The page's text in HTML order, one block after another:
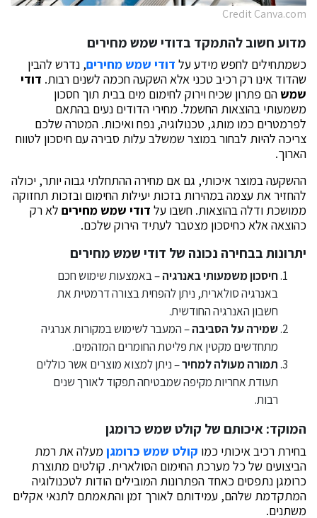
Credit Canva.com
מדוע חשוב להתמקד בדודי שמש מחירים
כשמתחילים לחפש מידע על דודי שמש מחירים, נדרש להבין
שהדוד אינו רק רכיב טכני אלא השקעה חכמה לשנים רבות. דודי
שמשהם פתרון שכיח וירוק לחימום מים בבית תוך חסכון
משמעותי בהוצאות החשמל. מחירי הדודים נעים בהתאם
לפרמטרים כמו מותג, טכנולוגיה, נפח ואיכות. המטרה שלכם
צריכה להיות לבחור במוצר שמשלב עלות סבירה עם חיסכון לטווח
הארוך.
ההשקעה במוצר איכותי, גם אם מחירה ההתחלתי גבוה יותר, יכולה
להחזיר את עצמה במהירות בזכות יעילות החימום ובזכות תחזוקה
ממושכת ודלה בהוצאות. חשבו על דודי שמש מחיריםלא רק
כהוצאה אלא כחיסכון מצטבר לעתיד הירוק שלכם.
יתרונות בבחירה נכונה של דודי שמש מחירים
חיסכון משמעותי באנרגיה– באמצעות שימוש חכם
באנרגיה סולארית, ניתן להפחית בצורה דרמטית את
חשבון האנרגיה החודשית.
שמירה על הסביבה– המעבר לשימוש במקורות אנרגיה
מתחדשים מקטין את פליטת החומרים המזהמים.
תמורה מעולה למחיר– ניתן למצוא מוצרים אשר כוללים
תעודת אחריות מקיפה שמבטיחה תפקוד לאורך שנים
רבות.
המוקד: איכותם של קולט שמש כרומגן
בחירת רכיב איכותי כמו קולט שמש כרומגןמעלה את רמת
הביצועים של כל מערכת החימום הסולארית. קולטים מתוצרת
כרומגן נתפסים כאחד הפתרונות המובילים הודות לטכנולוגיה
המתקדמת שלהם, עמידותם לאורך זמן והתאמתם לתנאי אקלים
משתנים.